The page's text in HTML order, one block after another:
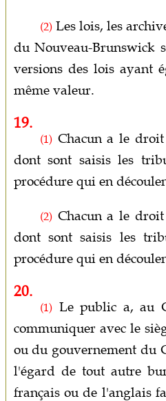
(2) Les lois, les
du Nouveau-Brunswick
versions des lois ayant
même valeur.
19.
(1) Chacun a le
dont sont saisis les
procédure qui en
(2) Chacun a le
dont sont saisis les
procédure qui en
20.
(1) Le public a, au
communiquer avec le
ou du gouvernement du
l'égard de tout autre
français ou de l'anglais